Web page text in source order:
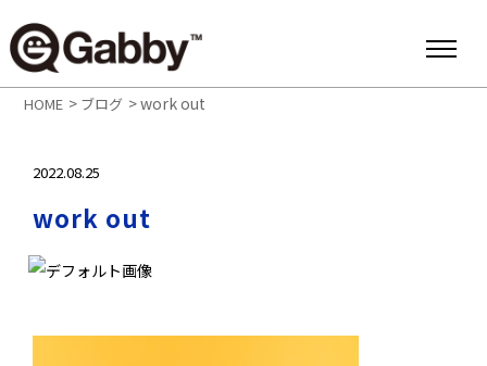
HOME > ブログ >work out
2022.08.25
work out